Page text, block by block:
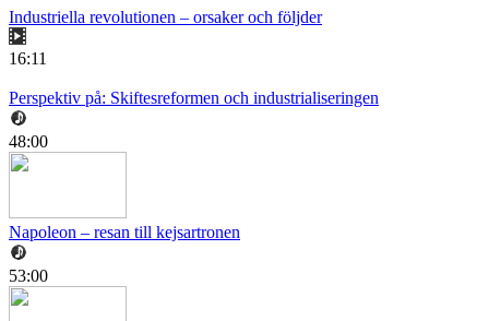
Industriella revolutionen – orsaker och följder
16:11
Perspektiv på: Skiftesreformen och industrialiseringen
48:00
Napoleon – resan till kejsartronen
53:00